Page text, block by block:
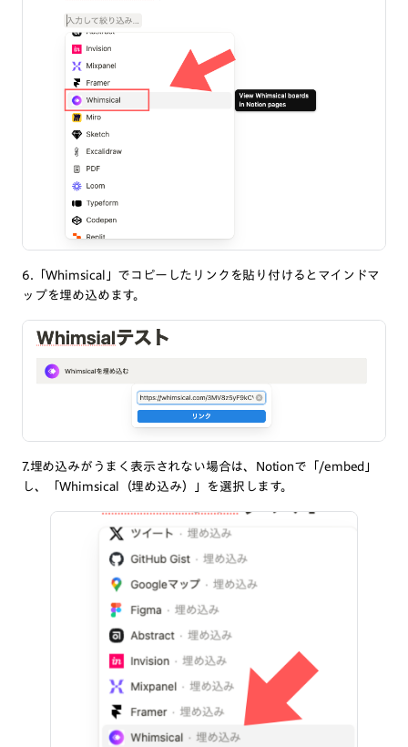
6.「Whimsical」でコピーしたリンクを貼り付けるとマインドマ
ップを埋め込めます。
7.埋め込みがうまく表示されない場合は、Notionで「/embed」
し、「Whimsical（埋め込み）」を選択します。